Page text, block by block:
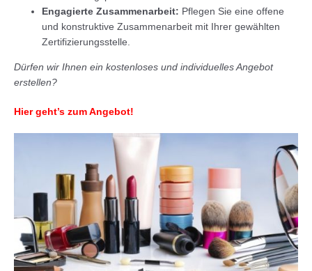
Engagierte Zusammenarbeit: Pflegen Sie eine offene
und konstruktive Zusammenarbeit mit Ihrer gewählten
Zertifizierungsstelle.
Dürfen wir Ihnen ein kostenloses und individuelles Angebot
erstellen?
Hier geht’s zum Angebot!